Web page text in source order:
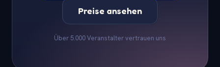
Preise ansehen
Über 5.000 Veranstalter vertrauen uns